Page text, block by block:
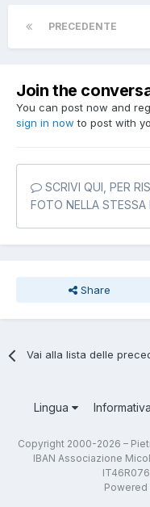
PRECEDENTE
Join the
You can post now and
sign in now to post with
SCRIVI QUI, PER
FOTO NELLA STESSA
Share
Vai alla lista delle
Lingua
Copyright 2000-2026 –
IBAN Associazione
Powered